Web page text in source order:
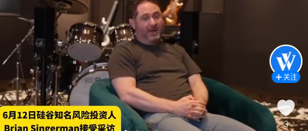
关注
3